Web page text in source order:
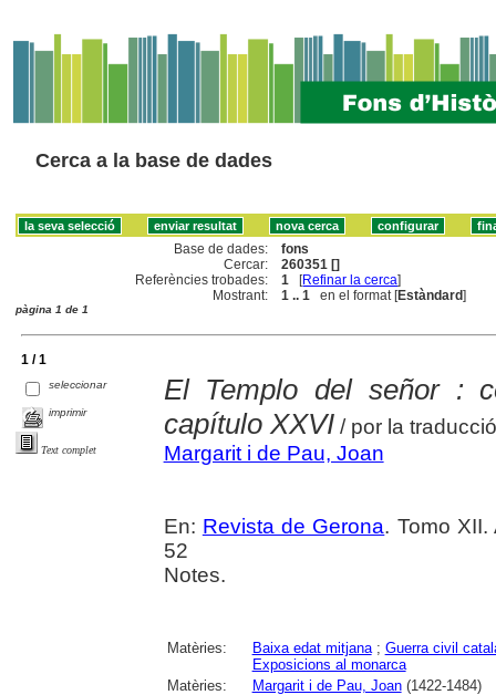
Cerca a la base de dades
Base de dades:
fons
Cercar:
260351 []
Referències trobades:
1 [Refinar la cerca]
Mostrant:
1 .. 1 en el format [Estàndard]
pàgina 1 de 1
1 / 1
seleccionar
imprimir
Text complet
El Templo del señor :
capítulo XXVI / por la
Margarit i de Pau, Joan
En: Revista de Gerona. Tomo
52
Notes.
Matèries: Baixa edat mitjana; Guerra civil
Exposicions al monarca
Matèries:
Margarit i de Pau, Joan(1422-1484)